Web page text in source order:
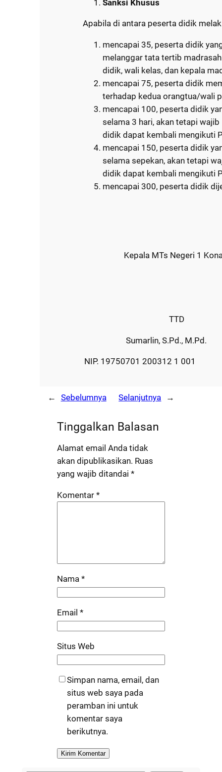
Sanksi Khusus
Apabila di antara peserta didik
mencapai 35, peserta didik
melanggar tata tertib
didik, wali kelas, dan kepala
mencapai 75, peserta didik
terhadap kedua orangtua/wali
mencapai 100, peserta didik
selama 3 hari, akan tetapi
didik dapat kembali mengikuti
mencapai 150, peserta didik
selama sepekan, akan tetapi
didik dapat kembali mengikuti
mencapai 300, peserta didik
Kepala MTs Negeri 1
TTD
Sumarlin, S.Pd., M.Pd.
NIP. 19750701 200312 1 001
← Sebelumnya Selanjutnya →
Tinggalkan Balasan
Alamat email Anda tidak
akan dipublikasikan. Ruas
yang wajib ditandai*
Komentar*
Nama*
Email*
Situs Web
Simpan nama, email, dan
situs web saya pada
peramban ini untuk
komentar saya
berikutnya.